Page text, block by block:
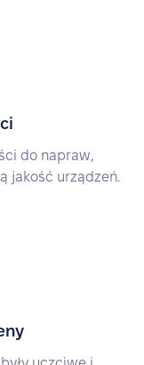
do napraw,
jakość urządzeń.